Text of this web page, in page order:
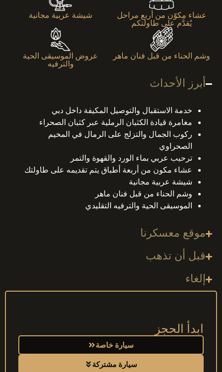
عشاء مكوّن من أربع مراحل
يُقدَّم على طاولتكم
شيشة عربية مجانية
وشم الحناء من قبل فنان ماهر
عروض الموسيقى الحية
والترفيه
أبرز الأحداث
خدمة الاستقبال والتوصيل المكيفة داخل دبي
مغامرة قيادة الكثبان الرملية عبر كثبان الصحراء
ركوب الجمال والتزلج على الرمال في المخيم
الصحراوي
ترحيب عربي بماء الورد والقهوة والتمر
عشاء مكون من أربعة أطباق يتم تقديمه على طاولتك
شيشة عربية مجانية
وشم الحناء من قبل فنان ماهر
الموسيقى الحية والترفيه التقليدي
موقع معسكرنا
قبل أن تذهب
إلغاء
ابدأ الحجز
سيارة مشتركة
سيارة خاصة